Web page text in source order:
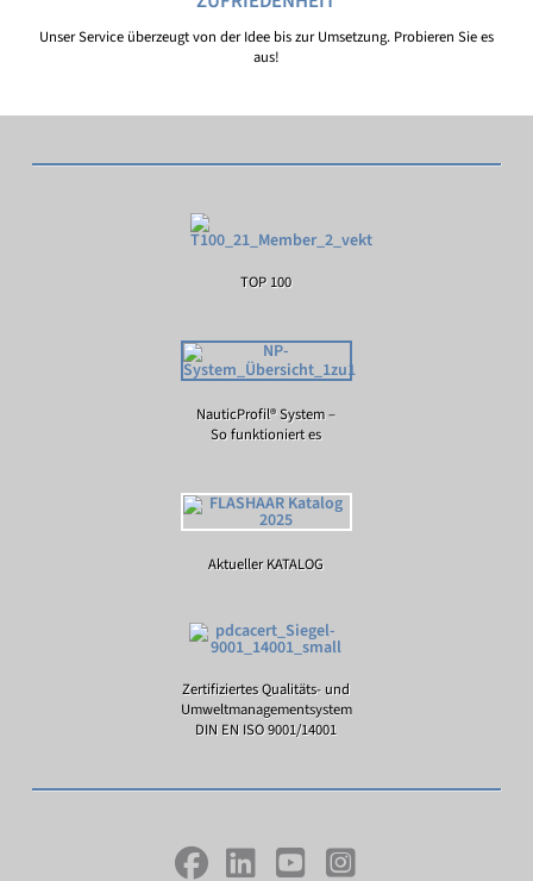
Unser Service überzeugt von der Idee bis zur Umsetzung. Probieren Sie es
aus!
TOP 100
NauticProfil® System –
So funktioniert es
Aktueller KATALOG
Zertifiziertes Qualitäts- und
Umweltmanagementsystem
DIN EN ISO 9001/14001